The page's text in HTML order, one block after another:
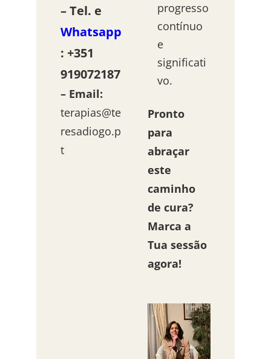
– Tel. e
Whatsapp
: +351
919072187
– Email:
terapias@te
resadiogo.p
t
progresso
contínuo
e
significati
vo.
Pronto
para
abraçar
este
caminho
de cura?
Marca a
Tua sessão
agora!